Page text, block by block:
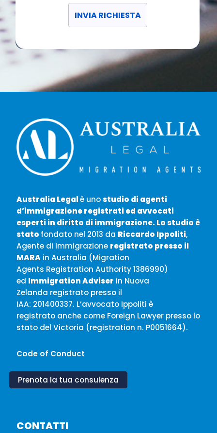
Australia Legalè unostudio di agenti
d’immigrazione registrati ed avvocati
esperti in diritto di immigrazione. Lo studio è
stato fondato nel 2013 da Riccardo Ippoliti,
Agente di Immigrazione registrato presso il
MARA in Australia (Migration
Agents Registration Authority 1386990)
ed Immigration Adviser in Nuova
Zelanda registrato presso il
IAA: 201400337. L’avvocato Ippoliti è
registrato anche come Foreign Lawyer presso lo
stato del Victoria (registration n. P0051664).
Code of Conduct
Prenota la tua consulenza
CONTATTI